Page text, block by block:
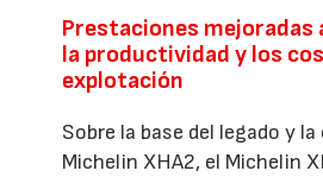
Prestaciones mejoradas
la productividad y los
explotación
Sobre la base del legado y
Michelin XHA2, el Michelin